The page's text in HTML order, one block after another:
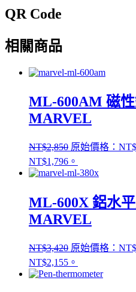
QR Code
相關商品
ML-600AM 磁
MARVEL
NT$2,850 原始價格：
NT$1,796。
ML-600X 鋁水
MARVEL
NT$3,420 原始價格：
NT$2,155。